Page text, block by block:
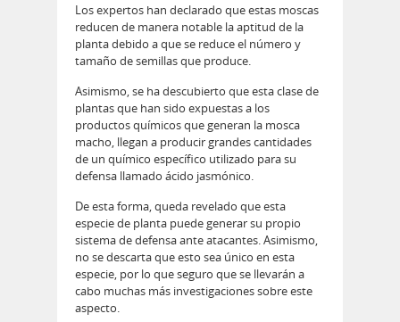
Los expertos han declarado que estas moscas
reducen de manera notable la aptitud de la
planta debido a que se reduce el número y
tamaño de semillas que produce.
Asimismo, se ha descubierto que esta clase de
plantas que han sido expuestas a los
productos químicos que generan la mosca
macho, llegan a producir grandes cantidades
de un químico específico utilizado para su
defensa llamado ácido jasmónico.
De esta forma, queda revelado que esta
especie de planta puede generar su propio
sistema de defensa ante atacantes. Asimismo,
no se descarta que esto sea único en esta
especie, por lo que seguro que se llevarán a
cabo muchas más investigaciones sobre este
aspecto.